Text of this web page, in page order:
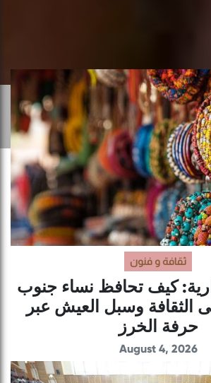
ثقافة و فنون
كيف تحافظ نساء جنوب
الثقافة وسبل العيش عبر
حرفة الخرز
August 4, 2026